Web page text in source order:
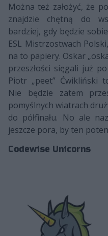
Można też założyć, że
znajdzie chętną do
bardziej, gdy będzie
ESL Mistrzostwach
na to papiery. Oskar
przeszłości sięgali już
Piotr „peet” Ćwikliński
Nie będzie zatem
pomyślnych wiatrach
do półfinału. No ale
jeszcze pora, by ten
Codewise Unicorns